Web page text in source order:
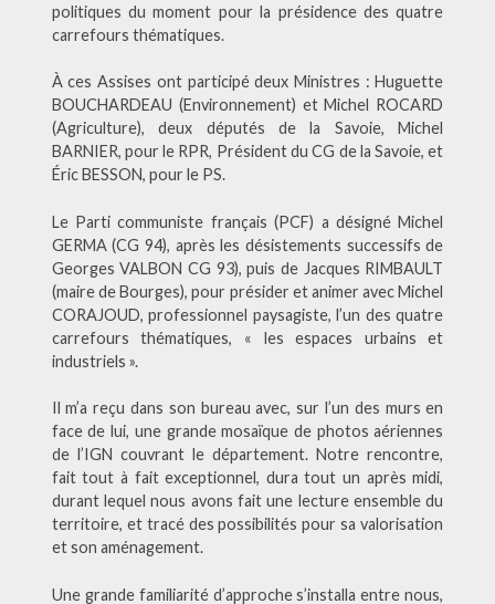
politiques du moment pour la présidence des quatre
carrefours thématiques.
À ces Assises ont participé deux Ministres : Huguette
BOUCHARDEAU (Environnement) et Michel ROCARD
(Agriculture), deux députés de la Savoie, Michel
BARNIER, pour le RPR, Président du CG de la Savoie, et
Éric BESSON, pour le PS.
Le Parti communiste français (PCF) a désigné Michel
GERMA (CG 94), après les désistements successifs de
Georges VALBON CG 93), puis de Jacques RIMBAULT
(maire de Bourges), pour présider et animer avec Michel
CORAJOUD, professionnel paysagiste, l’un des quatre
carrefours thématiques, « les espaces urbains et
industriels ».
Il m’a reçu dans son bureau avec, sur l’un des murs en
face de lui, une grande mosaïque de photos aériennes
de l’IGN couvrant le département. Notre rencontre,
fait tout à fait exceptionnel, dura tout un après midi,
durant lequel nous avons fait une lecture ensemble du
territoire, et tracé des possibilités pour sa valorisation
et son aménagement.
Une grande familiarité d’approche s’installa entre nous,